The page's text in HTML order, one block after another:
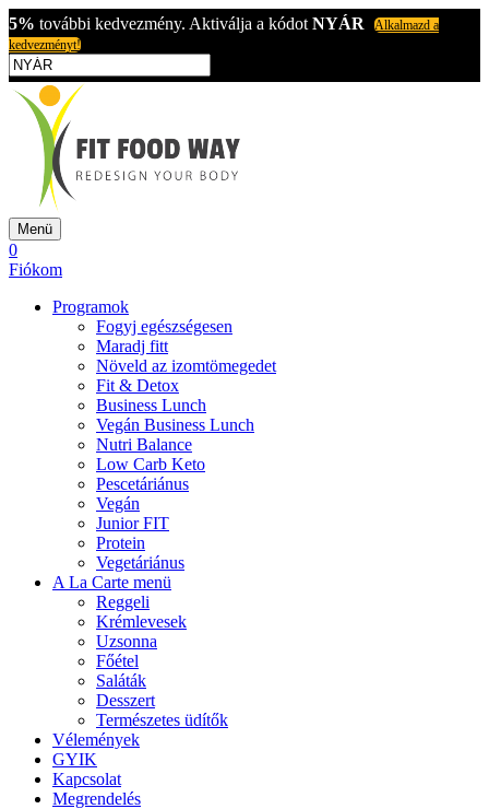
5% további kedvezmény. Aktiválja a kódot NYÁR
Alkalmazd a
kedvezményt!
Menü
0
Fiókom
Programok
Fogyj egészségesen
Maradj fitt
Növeld az izomtömegedet
Fit & Detox
Business Lunch
Vegán Business Lunch
Nutri Balance
Low Carb Keto
Pescetáriánus
Vegán
Junior FIT
Protein
Vegetáriánus
A La Carte menü
Reggeli
Krémlevesek
Uzsonna
Főétel
Saláták
Desszert
Természetes üdítők
Vélemények
GYIK
Kapcsolat
Megrendelés